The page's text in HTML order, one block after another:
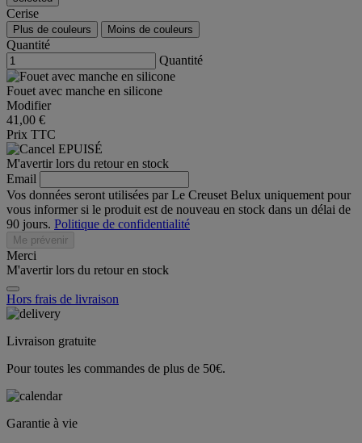
Cerise
Plus de couleurs Moins de couleurs
Quantité
Quantité
Fouet avec manche en silicone
Modifier
41,00 €
Prix TTC
EPUISÉ
M'avertir lors du retour en stock
Email
Vos données seront utilisées par Le Creuset Belux uniquement pour
vous informer si le produit est de nouveau en stock dans un délai de
90 jours. Politique de confidentialité
Me prévenir
Merci
M'avertir lors du retour en stock
Hors frais de livraison
Livraison gratuite
Pour toutes les commandes de plus de 50€.
Garantie à vie